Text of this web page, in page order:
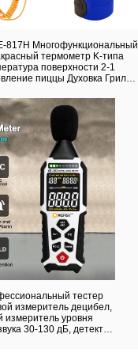
817H Многофункциональный
термометр K-типа
поверхности 2-1
пиццы Духовка Гриль
тестер
измеритель децибел,
уровня
30-130 дБ, детектор